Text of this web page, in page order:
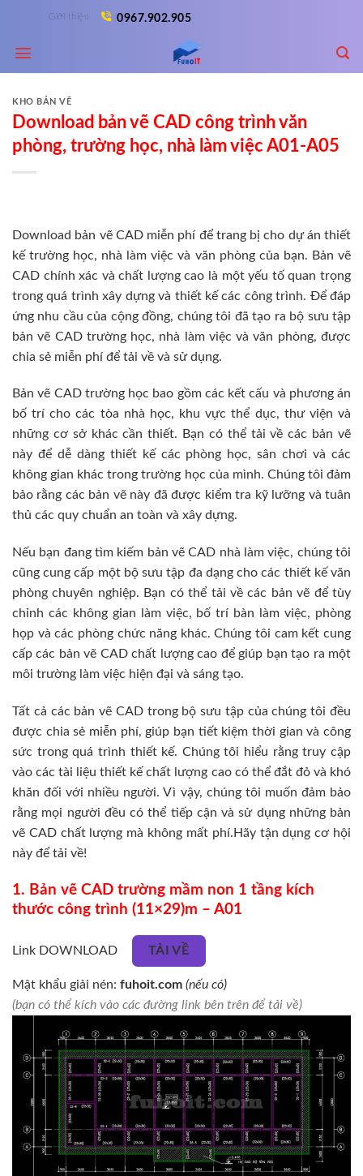
content
Giới thiệu 0967.902.905
KHO BẢN VẼ
Download bản vẽ CAD công trình văn
phòng, trường học, nhà làm việc A01-A05
Download bản vẽ CAD miễn phí để trang bị cho dự án thiết
kế trường học, nhà làm việc và văn phòng của bạn. Bản vẽ
CAD chính xác và chất lượng cao là một yếu tố quan trọng
trong quá trình xây dựng và thiết kế các công trình. Để đáp
ứng nhu cầu của cộng đồng, chúng tôi đã tạo ra bộ sưu tập
bản vẽ CAD trường học, nhà làm việc và văn phòng, được
chia sẻ miễn phí để tải về và sử dụng.
Bản vẽ CAD trường học bao gồm các kết cấu và phương án
bố trí cho các tòa nhà học, khu vực thể dục, thư viện và
những cơ sở khác cần thiết. Bạn có thể tải về các bản vẽ
này để dễ dàng thiết kế các phòng học, sân chơi và các
không gian khác trong trường học của mình. Chúng tôi đảm
bảo rằng các bản vẽ này đã được kiểm tra kỹ lưỡng và tuân
thủ các quy chuẩn an toàn và xây dựng.
Nếu bạn đang tìm kiếm bản vẽ CAD nhà làm việc, chúng tôi
cũng cung cấp một bộ sưu tập đa dạng cho các thiết kế văn
phòng chuyên nghiệp. Bạn có thể tải về các bản vẽ để tùy
chỉnh các không gian làm việc, bố trí bàn làm việc, phòng
họp và các phòng chức năng khác. Chúng tôi cam kết cung
cấp các bản vẽ CAD chất lượng cao để giúp bạn tạo ra một
môi trường làm việc hiện đại và sáng tạo.
Tất cả các bản vẽ CAD trong bộ sưu tập của chúng tôi đều
được chia sẻ miễn phí, giúp bạn tiết kiệm thời gian và công
sức trong quá trình thiết kế. Chúng tôi hiểu rằng truy cập
vào các tài liệu thiết kế chất lượng cao có thể đắt đỏ và khó
khăn đối với nhiều người. Vì vậy, chúng tôi muốn đảm bảo
rằng mọi người đều có thể tiếp cận và sử dụng những bản
vẽ CAD chất lượng mà không mất phí.Hãy tận dụng cơ hội
này để tải về!
1. Bản vẽ CAD trường mầm non 1 tầng kích
thước công trình (11×29)m – A01
Link DOWNLOAD TẢI VỀ
Mật khẩu giải nén: fuhoit.com (nếu có)
(bạn có thể kích vào các đường link bên trên để tải về)